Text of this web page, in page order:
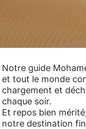
Notre guide
et tout le monde
chargement et
chaque soir.
Et repos bien
notre destination